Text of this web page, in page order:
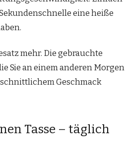
eine heiße
mehr. Die gebrauchte
Sie an einem anderen Morgen
Geschmack
Tasse – täglich